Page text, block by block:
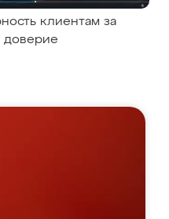
клиентам за
доверие